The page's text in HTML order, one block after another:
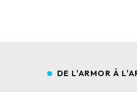
DE L'ARMOR À